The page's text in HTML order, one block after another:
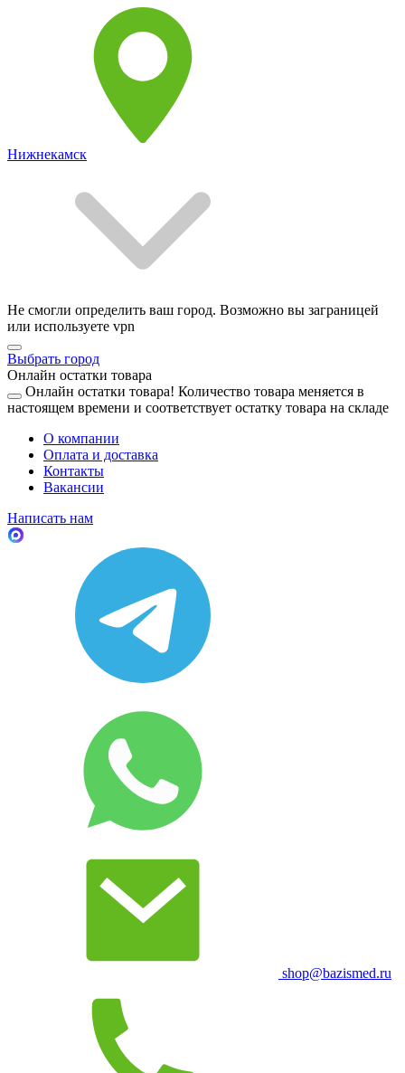
Нижнекамск
Не смогли определить ваш город. Возможно вы заграницей
или используете vpn
Выбрать город
Онлайн остатки товара
Онлайн остатки товара! Количество товара меняется в
настоящем времени и соответствует остатку товара на складе
О компании
Оплата и доставка
Контакты
Вакансии
Написать нам
shop@bazismed.ru